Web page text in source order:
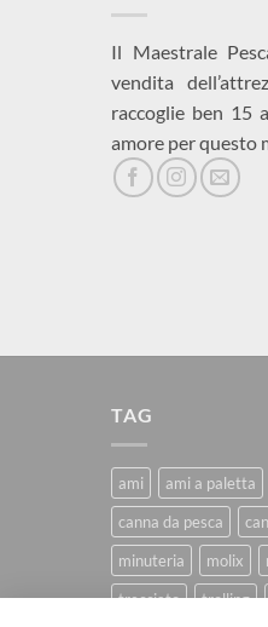
Il Maestrale
vendita
raccoglie ben 15
amore per questo
TAG
ami ami a paletta
canna da pesca
minuteria
molix
trecciato
trolling